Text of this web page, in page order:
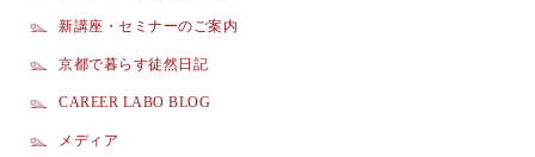
新講座・セミナーのご案内
京都で暮らす徒然日記
CAREER LABO BLOG
メディア